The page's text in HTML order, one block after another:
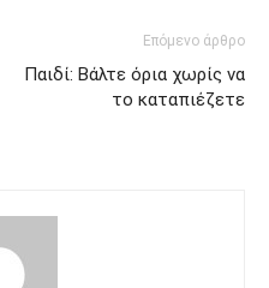
Επόμενο άρθρο
Παιδί: Βάλτε όρια χωρίς να
το καταπιέζετε